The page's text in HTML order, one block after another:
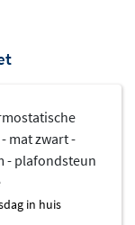
2"
De
een
afhankelijk
zijn
mat zwart -
- plafondsteun
in huis